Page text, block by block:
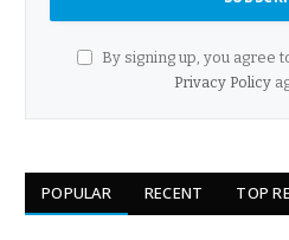
By signing up, you agree
Privacy Policy
POPULAR RECENT TOP